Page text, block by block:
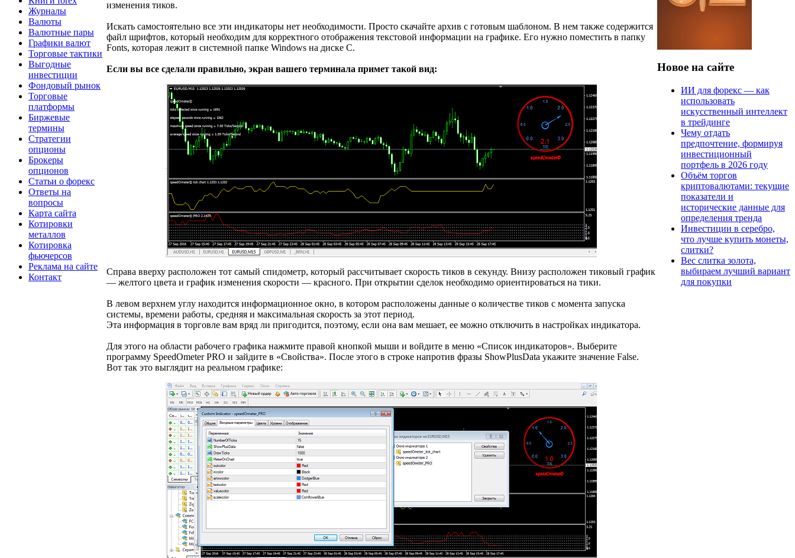
Журналы
Валюты
Валютные пары
Графики валют
Торговые тактики
Выгодные
инвестиции
Фондовый рынок
Торговые
платформы
Биржевые
термины
Стратегии
опционы
Брокеры
опционов
Статьи о форекс
Ответы на
вопросы
Карта сайта
Котировки
металлов
Котировка
фьючерсов
Реклама на сайте
Контакт
изменения тиков.
Искать самостоятельно все эти индикаторы нет необходимости. Просто скачайте архив с готовым шаблоном. В нем также содержится
файл шрифтов, который необходим для корректного отображения текстовой информации на графике. Его нужно поместить в папку
Fonts, которая лежит в системной папке Windows на диске C.
Если вы все сделали правильно, экран вашего терминала примет такой вид:
Справа вверху расположен тот самый спидометр, который рассчитывает скорость тиков в секунду. Внизу расположен тиковый график
— желтого цвета и график изменения скорости — красного. При открытии сделок необходимо ориентироваться на тики.
В левом верхнем углу находится информационное окно, в котором расположены данные о количестве тиков с момента запуска
системы, времени работы, средняя и максимальная скорость за этот период.
Эта информация в торговле вам вряд ли пригодится, поэтому, если она вам мешает, ее можно отключить в настройках индикатора.
Для этого на области рабочего графика нажмите правой кнопкой мыши и войдите в меню «Список индикаторов». Выберите
программу SpeedOmeter PRO и зайдите в «Свойства». После этого в строке напротив фразы ShowPlusData укажите значение False.
Вот так это выглядит на реальном графике:
Новое на сайте
ИИ для форекс — как
использовать
искусственный интеллект
в трейдинге
Чему отдать
предпочтение, формируя
инвестиционный
портфель в 2026 году
Объём торгов
криптовалютами: текущие
показатели и
исторические данные для
определения тренда
Инвестиции в серебро,
что лучше купить монеты,
слитки?
Вес слитка золота,
выбираем лучший вариант
для покупки